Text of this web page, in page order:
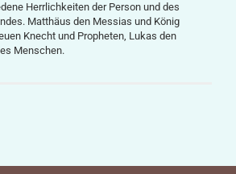
Herrlichkeiten der Person und des
Matthäus den Messias und König
Knecht und Propheten, Lukas den
Menschen.